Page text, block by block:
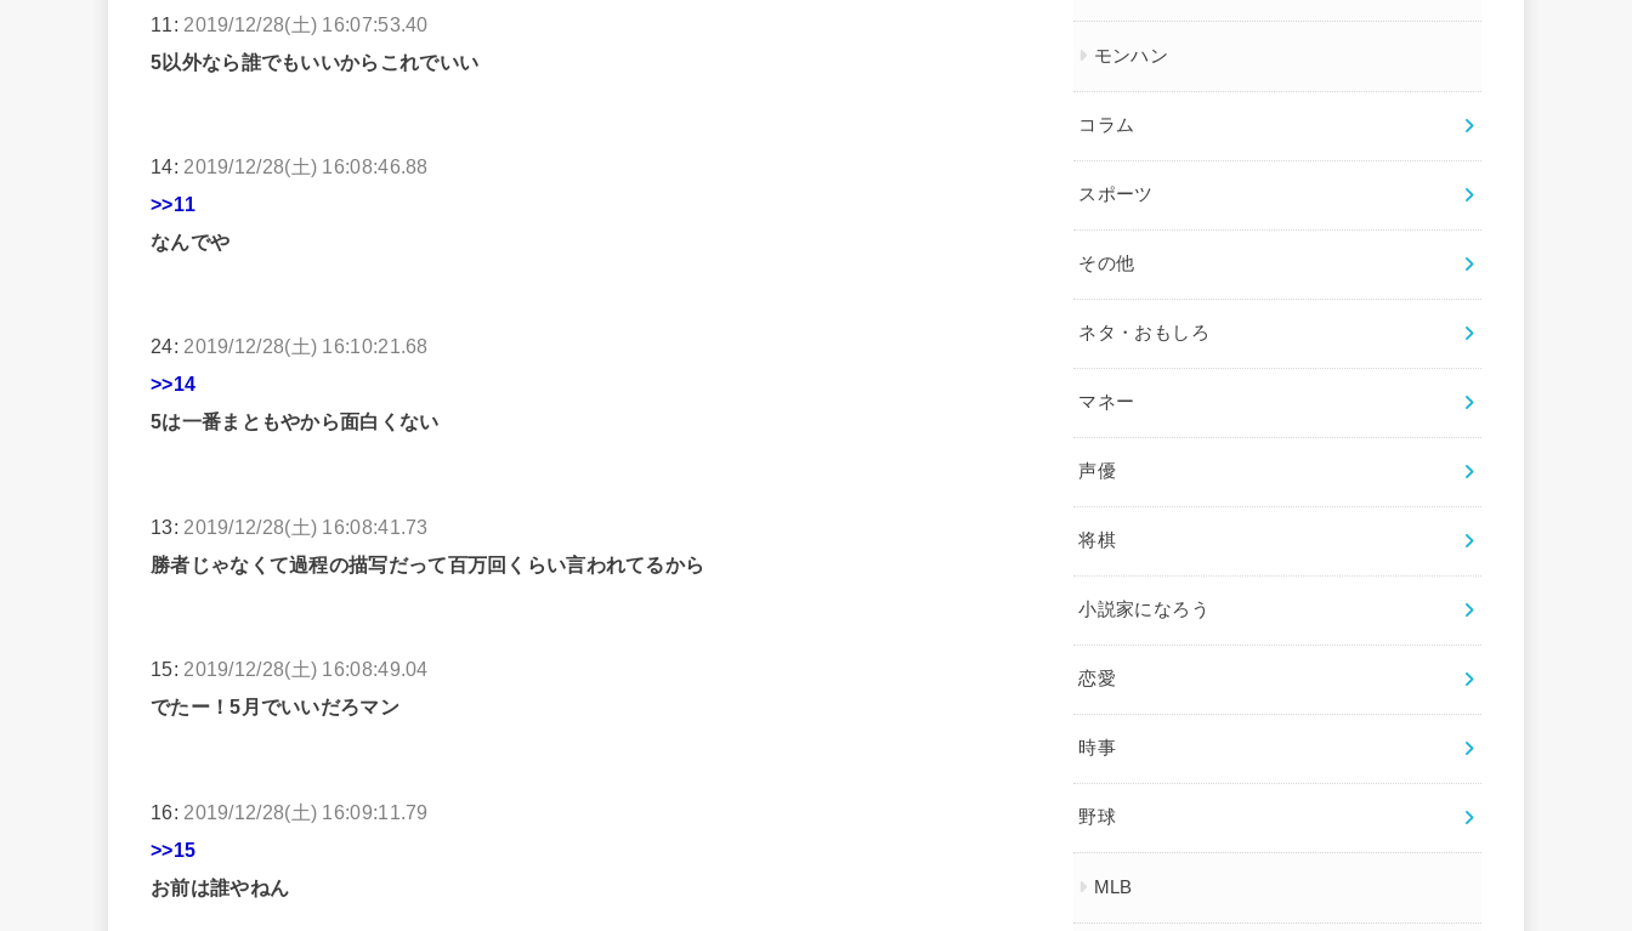
11: 2019/12/28(土) 16:07:53.40
5以外なら誰でもいいからこれでいい
14: 2019/12/28(土) 16:08:46.88
>>11
なんでや
24: 2019/12/28(土) 16:10:21.68
>>14
5は一番まともやから面白くない
13: 2019/12/28(土) 16:08:41.73
勝者じゃなくて過程の描写だって百万回くらい言われてるから
15: 2019/12/28(土) 16:08:49.04
でたー！5月でいいだろマン
16: 2019/12/28(土) 16:09:11.79
>>15
お前は誰やねん
モンハン
コラム
スポーツ
その他
ネタ・おもしろ
マネー
声優
将棋
小説家になろう
恋愛
時事
野球
MLB